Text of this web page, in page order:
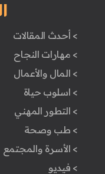
> أحدث المقالات
> مهارات النجاح
> المال والأعمال
> اسلوب حياة
> التطور المهني
> طب وصحة
> الأسرة والمجتمع
> فيديو